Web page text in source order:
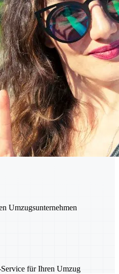
Umzugsunternehmen
für Ihren Umzug